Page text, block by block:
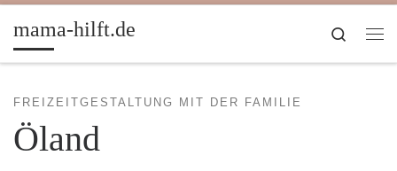
Zum Inhalt springen
mama-hilft.de
Search
FREIZEITGESTALTUNG MIT DER FAMILIE
Öland